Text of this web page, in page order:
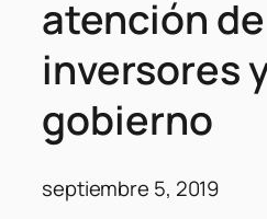
atención
inversores
gobierno
septiembre 5, 2019